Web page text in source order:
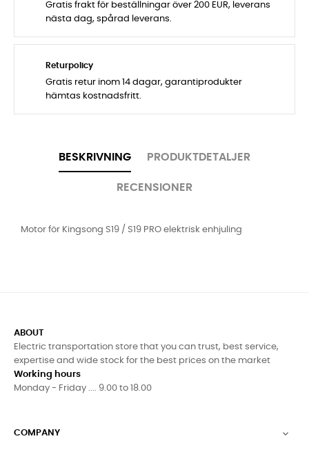
Gratis frakt för beställningar över 200 EUR, leverans
nästa dag, spårad leverans.
Returpolicy
Gratis retur inom 14 dagar, garantiprodukter
hämtas kostnadsfritt.
BESKRIVNING PRODUKTDETALJER
RECENSIONER
Motor för Kingsong S19 / S19 PRO elektrisk enhjuling
ABOUT
Electric transportation store that you can trust, best service,
expertise and wide stock for the best prices on the market
Working hours
Monday - Friday .... 9.00 to 18.00
COMPANY 